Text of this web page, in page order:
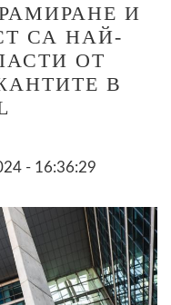
И
СА НАЙ-
ОТ
В
- 16:36:29